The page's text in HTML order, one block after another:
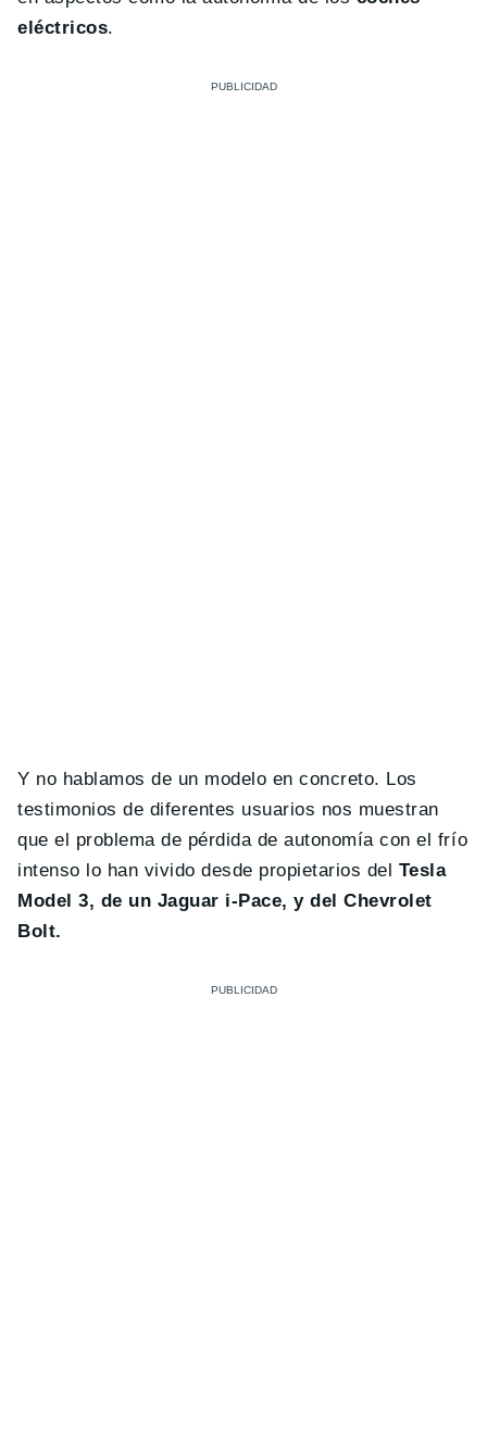
eléctricos.
Y no hablamos de un modelo en concreto. Los
testimonios de diferentes usuarios nos muestran
que el problema de pérdida de autonomía con el frío
intenso lo han vivido desde propietarios del Tesla
Model 3, de un Jaguar i-Pace, y del Chevrolet
Bolt.